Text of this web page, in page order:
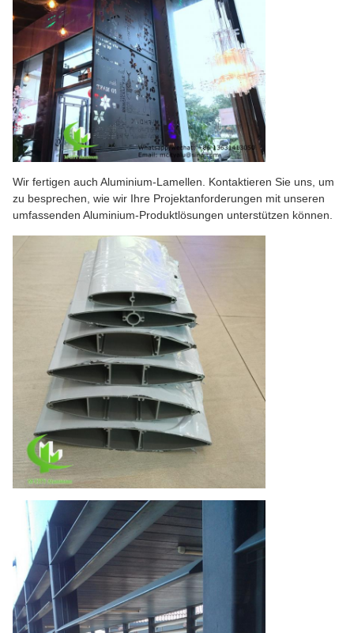
Wir fertigen auch Aluminium-Lamellen. Kontaktieren Sie uns, um
zu besprechen, wie wir Ihre Projektanforderungen mit unseren
umfassenden Aluminium-Produktlösungen unterstützen können.